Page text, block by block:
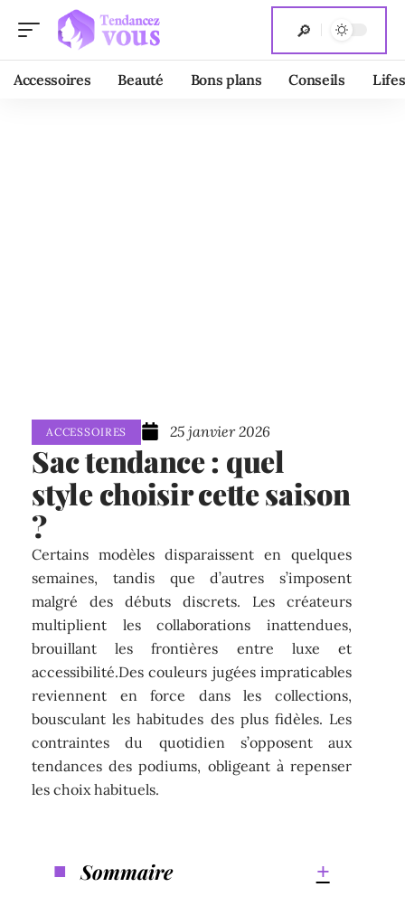
Accessoires Beauté Bons plans Conseils
ACCESSOIRES 25 janvier 2026
Sac tendance : quel
style choisir cette saison
?
Certains modèles disparaissent en quelques
semaines, tandis que d’autres s’imposent
malgré des débuts discrets. Les créateurs
multiplient les collaborations inattendues,
brouillant les frontières entre luxe et
accessibilité.Des couleurs jugées impraticables
reviennent en force dans les collections,
bousculant les habitudes des plus fidèles. Les
contraintes du quotidien s’opposent aux
tendances des podiums, obligeant à repenser
les choix habituels.
Sommaire